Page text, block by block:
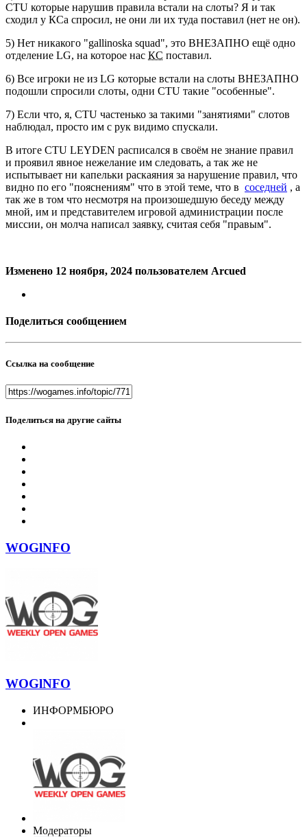
CTU которые нарушив правила встали на слоты? Я и так
сходил у КСа спросил, не они ли их туда поставил (нет не он).
5) Нет никакого "gallinosk a squad", это ВНЕЗАПНО ещё одно
отделение LG, на которое нас КС поставил.
6) Все игроки не из LG которые встали на слоты ВНЕЗАПНО
подошли спросили слоты, одни CTU такие "особенные".
7) Если что, я, CTU частенько за такими "занятиями" слотов
наблюдал, просто им с рук видимо спускали.
В итоге CTU LEYDEN расписался в своём не знание правил
и проявил явное нежелание им следовать, а так же не
испытывает ни капельки раскаяния за нарушение правил, что
видно по его "пояснениям" что в этой теме, что в соседней , а
так же в том что несмотря на произошедшую беседу между
мной, им и представителем игровой администрации после
миссии, он молча написал заявку, считая себя "правым".
Изменено 12 ноября, 2024 пользователем Arcued
Поделиться сообщением
Ссылка на сообщение
Поделиться на другие сайты
WOGlNFO
WOGlNFO
ИНФОРМБЮРО
Модераторы